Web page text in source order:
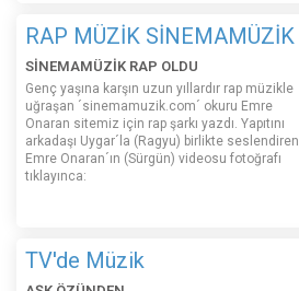
RAP MÜZİK SİNEMAMÜZİK
SİNEMAMÜZİK RAP OLDU
Genç yaşına karşın uzun yıllardır rap müzikle
uğraşan ´sinemamuzik.com´ okuru Emre
Onaran sitemiz için rap şarkı yazdı. Yapıtını
arkadaşı Uygar´la (Ragyu) birlikte seslendiren
Emre Onaran´ın (Sürgün) videosu fotoğrafı
tıklayınca:
TV'de Müzik